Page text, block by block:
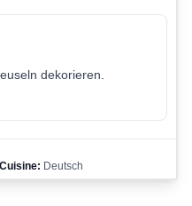
dekorieren.
Cuisine: Deutsch